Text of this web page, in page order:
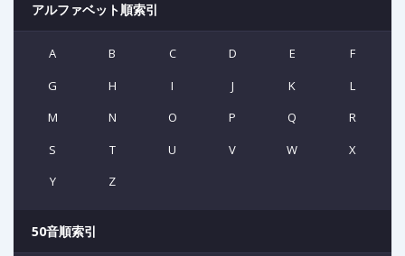
アルファベット順索引
A B C D E
F
G
H I J K
L
M
N O P Q
R
S
T U V W
X
Y
Z
50音順索引